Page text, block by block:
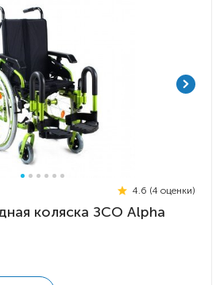
4.6 (4 оценки)
коляска ЗСО Alpha